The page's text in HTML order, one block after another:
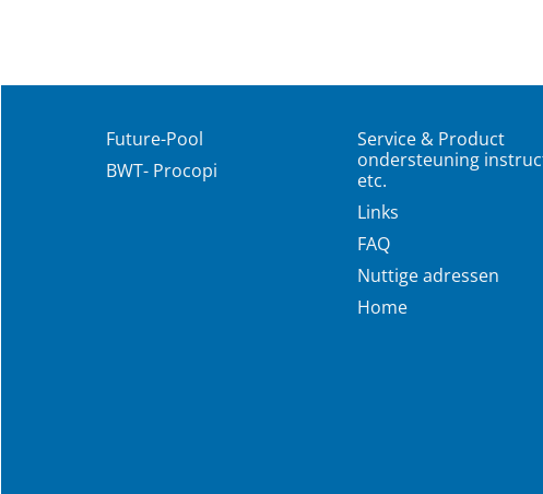
Future-Pool
BWT- Procopi
Service & Product
ondersteuning
etc.
Links
FAQ
Nuttige adressen
Home